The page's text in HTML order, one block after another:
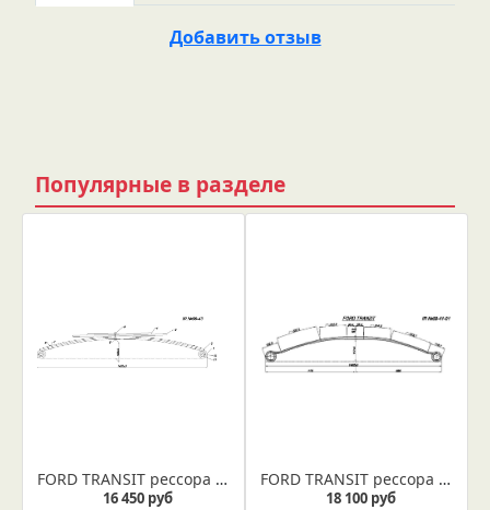
Добавить отзыв
Популярные в разделе
FORD TRANSIT рессора задняя (IR 09-43)
16 450 руб
FORD TRANSIT рессора (IR 09-41)
18 100 руб